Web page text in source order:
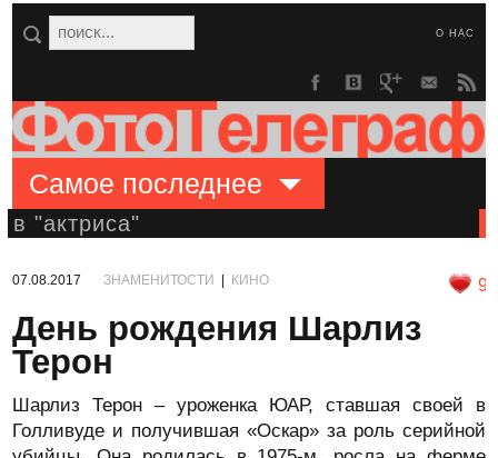
О НАС
Самое последнее
в "актриса"
07.08.2017 ЗНАМЕНИТОСТИ КИНО 9
День рождения Шарлиз
Терон
Шарлиз Терон – уроженка ЮАР, ставшая своей в
Голливуде и получившая «Оскар» за роль серийной